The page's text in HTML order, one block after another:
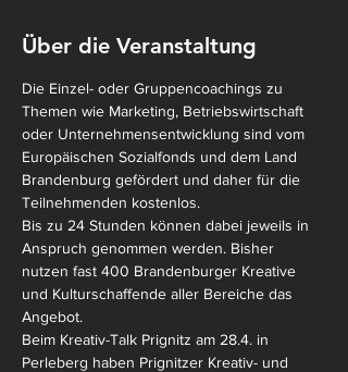
Über die Veranstaltung
Die Einzel- oder Gruppencoachings zu
Themen wie Marketing, Betriebswirtschaft
oder Unternehmensentwicklung sind vom
Europäischen Sozialfonds und dem Land
Brandenburg gefördert und daher für die
Teilnehmenden kostenlos.
Bis zu 24 Stunden können dabei jeweils in
Anspruch genommen werden. Bisher
nutzen fast 400 Brandenburger Kreative
und Kulturschaffende aller Bereiche das
Angebot.
Beim Kreativ-Talk Prignitz am 28.4. in
Perleberg haben Prignitzer Kreativ- und